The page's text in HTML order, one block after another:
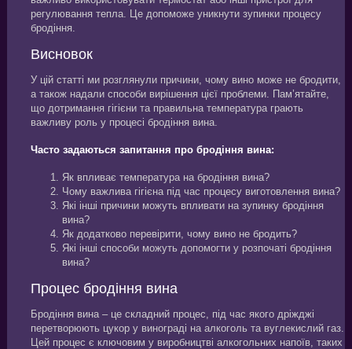
регулювання тепла. Це допоможе уникнути зупинки процесу
бродіння.
Висновок
У цій статті ми розглянули причини, чому вино може не бродити,
а також надали способи вирішення цієї проблеми. Пам’ятайте,
що дотримання гігієни та правильна температура грають
важливу роль у процесі бродіння вина.
Часто задаються запитання про бродіння вина:
Як впливає температура на бродіння вина?
Чому важлива гігієна під час процесу виготовлення вина?
Які інші причини можуть впливати на зупинку бродіння
вина?
Як додатково перевірити, чому вино не бродить?
Які інші способи можуть допомогти у розпочаті бродіння
вина?
Процес бродіння вина
Бродіння вина – це складний процес, під час якого дріжджі
перетворюють цукор у винограді на алкоголь та вуглекислий газ.
Цей процес є ключовим у виробництві алкогольних напоїв, таких